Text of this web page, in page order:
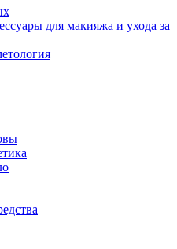
для макияжа и ухода за